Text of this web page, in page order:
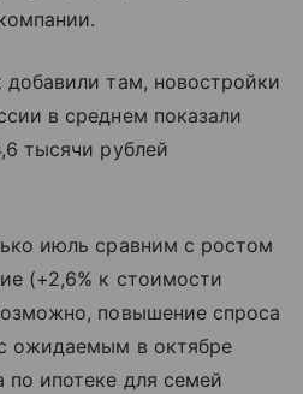
там, новостройки
в среднем показали
тысячи рублей
июль сравним с ростом
(+2,6% к стоимости
повышение спроса
ожидаемым в октябре
по ипотеке для семей